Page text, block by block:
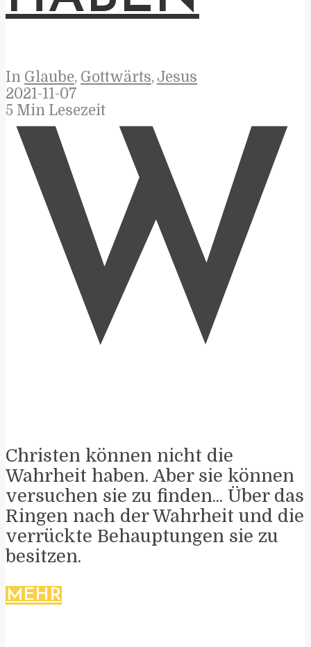
In Glaube, Gottwärts, Jesus
2021-11-07
5 Min Lesezeit
W
Christen können nicht die
Wahrheit haben. Aber sie können
versuchen sie zu finden... Über das
Ringen nach der Wahrheit und die
verrückte Behauptungen sie zu
besitzen.
MEHR